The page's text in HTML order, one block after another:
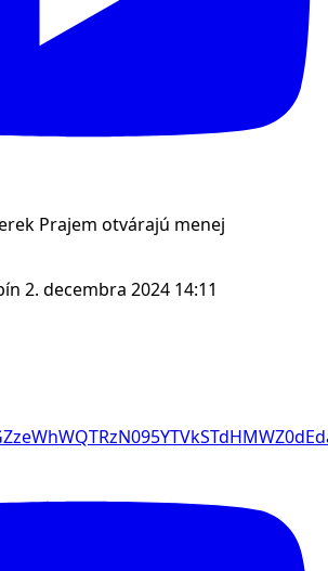
Prajem otvárajú menej
2. decembra 2024 14:11